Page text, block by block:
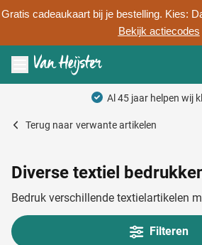
Gratis cadeaukaart bij je bestelling. Kies:
Bekijk actiecodes
Ga naar de inhoud
Menu openen
Persoonlijk
Terug naar verwante artikelen
Diverse textiel
Bedruk verschillende textielartikelen
Filteren